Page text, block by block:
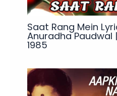
Saat Rang Mein
Anuradha Paudwal
1985